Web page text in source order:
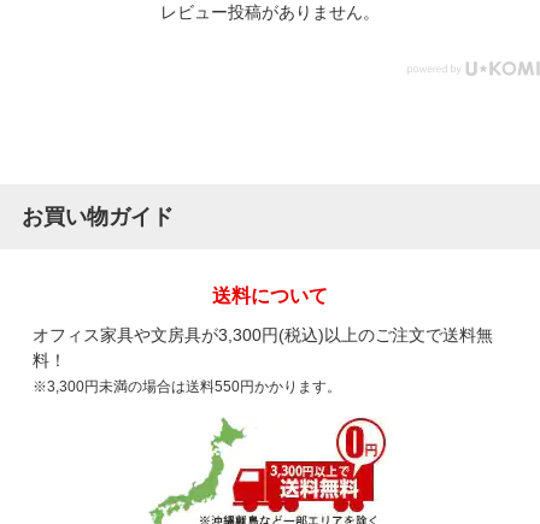
レビュー投稿がありません。
お買い物ガイド
送料について
オフィス家具や文房具が3,300円(税込)以上のご注文で送料無
料！
※3,300円未満の場合は送料550円かかります。